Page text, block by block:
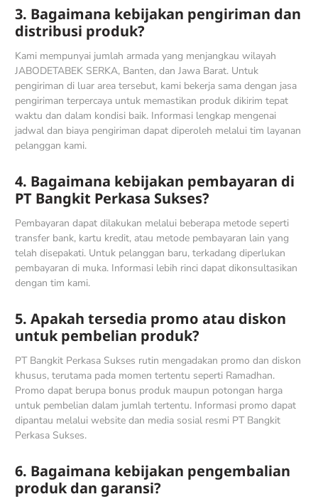
3. Bagaimana kebijakan pengiriman dan
distribusi produk?
Kami mempunyai jumlah armada yang menjangkau wilayah
JABODETABEK SERKA, Banten, dan Jawa Barat. Untuk
pengiriman di luar area tersebut, kami bekerja sama dengan jasa
pengiriman terpercaya untuk memastikan produk dikirim tepat
waktu dan dalam kondisi baik. Informasi lengkap mengenai
jadwal dan biaya pengiriman dapat diperoleh melalui tim layanan
pelanggan kami.
4. Bagaimana kebijakan pembayaran di
PT Bangkit Perkasa Sukses?
Pembayaran dapat dilakukan melalui beberapa metode seperti
transfer bank, kartu kredit, atau metode pembayaran lain yang
telah disepakati. Untuk pelanggan baru, terkadang diperlukan
pembayaran di muka. Informasi lebih rinci dapat dikonsultasikan
dengan tim kami.
5. Apakah tersedia promo atau diskon
untuk pembelian produk?
PT Bangkit Perkasa Sukses rutin mengadakan promo dan diskon
khusus, terutama pada momen tertentu seperti Ramadhan.
Promo dapat berupa bonus produk maupun potongan harga
untuk pembelian dalam jumlah tertentu. Informasi promo dapat
dipantau melalui website dan media sosial resmi PT Bangkit
Perkasa Sukses.
6. Bagaimana kebijakan pengembalian
produk dan garansi?